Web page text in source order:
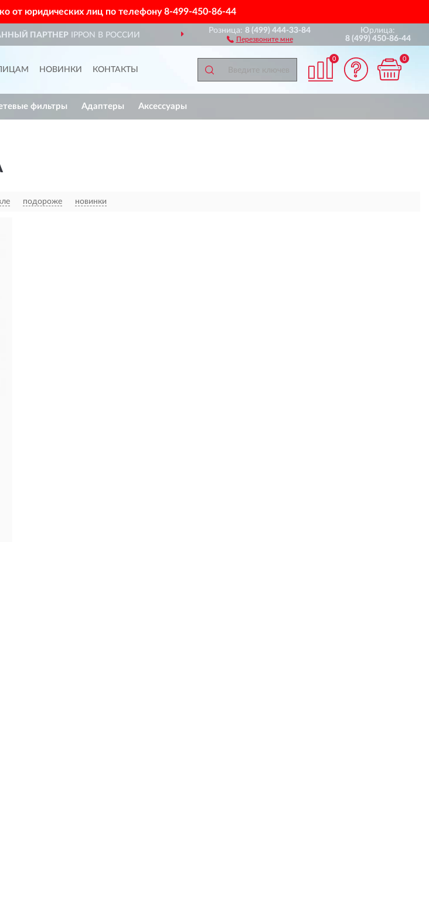
от юридических лиц по телефону8-499-450-86-44
ПАРТНЕР IPPON В РОССИИ ДОСТАВИМ ПО ВСЕЙ РОССИИ
Розница:8 (499) 444-33-84
Перезвоните мне
Юрлица:
8 (499) 450-86-44
НОВИНКИ КОНТАКТЫ
0 0
фильтры Адаптеры Аксессуары
подороже новинки